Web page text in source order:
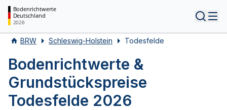
Bodenrichtwerte
Deutschland
2026
BRW Schleswig-Holstein Todesfelde
Bodenrichtwerte &
Grundstückspreise
Todesfelde 2026